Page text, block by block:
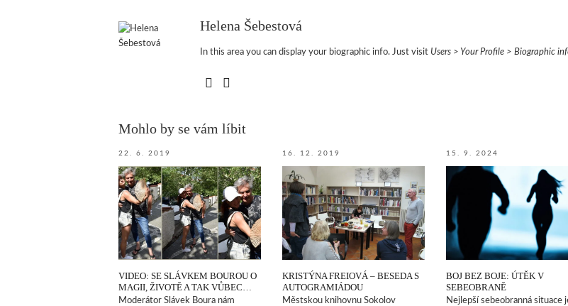
Helena Šebestová
In this area you can display your biographic info. Just visit Users > Your Profile > Biographic
Mohlo by se vám líbit
22. 6. 2019
VIDEO: SE SLÁVKEM BOUROU O
MAGII, ŽIVOTĚ A TAK VŮBEC…
Moderátor Slávek Boura nám
16. 12. 2019
KRISTÝNA FREIOVÁ – BESEDA S
AUTOGRAMIÁDOU
Městskou knihovnu Sokolov
15. 9. 2024
BOJ BEZ BOJE: ÚTĚK V
SEBEOBRANĚ
Nejlepší sebeobranná situace